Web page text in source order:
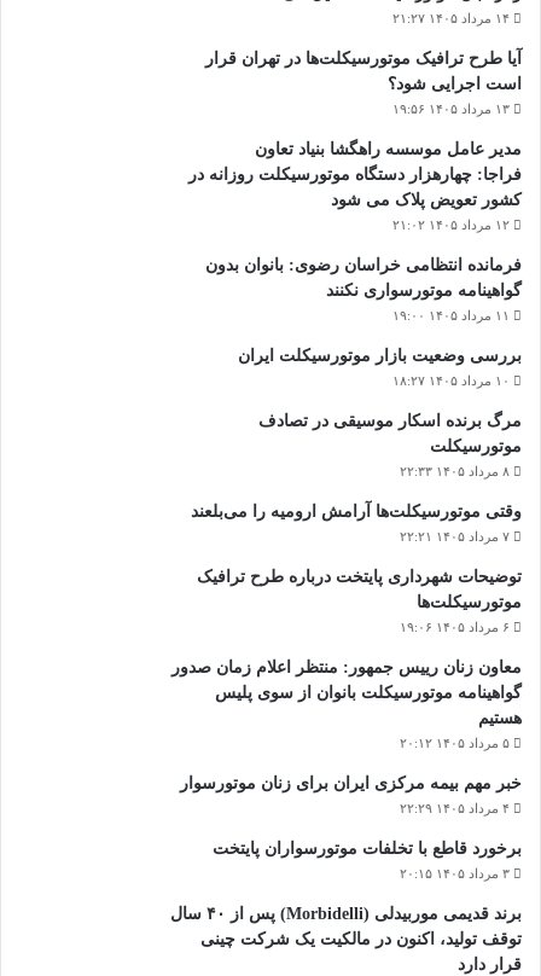
۱۴ مرداد ۱۴۰۵ ۲۱:۲۷
آیا طرح ترافیک موتورسیکلت‌ها در تهران قرار
است اجرایی شود؟
۱۳ مرداد ۱۴۰۵ ۱۹:۵۶
مدیر عامل موسسه راهگشا بنیاد تعاون
فراجا: چهارهزار دستگاه موتورسیکلت روزانه در
کشور تعویض پلاک می شود
۱۲ مرداد ۱۴۰۵ ۲۱:۰۲
فرمانده انتظامی خراسان رضوی: بانوان بدون
گواهینامه موتورسواری نکنند
۱۱ مرداد ۱۴۰۵ ۱۹:۰۰
بررسی وضعیت بازار موتورسیکلت ایران
۱۰ مرداد ۱۴۰۵ ۱۸:۲۷
مرگ برنده اسکار موسیقی در تصادف
موتورسیکلت
۸ مرداد ۱۴۰۵ ۲۲:۳۳
وقتی موتورسیکلت‌ها آرامش ارومیه را می‌بلعند
۷ مرداد ۱۴۰۵ ۲۲:۲۱
توضیحات شهرداری پایتخت درباره طرح ترافیک
موتورسیکلت‌ها
۶ مرداد ۱۴۰۵ ۱۹:۰۶
معاون زنان رییس جمهور: منتظر اعلام زمان صدور
گواهینامه موتورسیکلت بانوان از سوی پلیس
هستیم
۵ مرداد ۱۴۰۵ ۲۰:۱۲
خبر مهم بیمه مرکزی ایران برای زنان موتورسوار
۴ مرداد ۱۴۰۵ ۲۲:۲۹
برخورد قاطع با تخلفات موتورسواران پایتخت
۳ مرداد ۱۴۰۵ ۲۰:۱۵
برند قدیمی موربیدلی (Morbidelli) پس از ۴۰ سال
توقف تولید، اکنون در مالکیت یک شرکت چینی
قرار دارد